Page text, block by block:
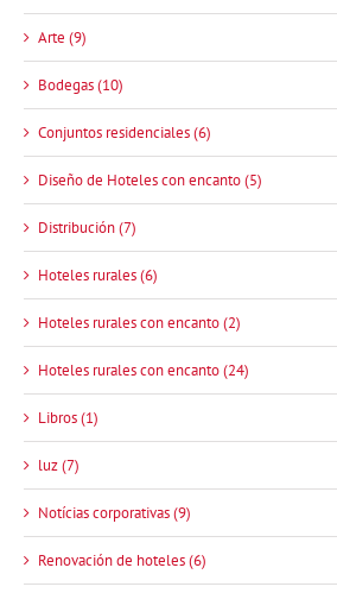
Arte (9)
Bodegas (10)
Conjuntos residenciales (6)
Diseño de Hoteles con encanto (5)
Distribución (7)
Hoteles rurales (6)
Hoteles rurales con encanto (2)
Hoteles rurales con encanto (24)
Libros (1)
luz (7)
Notícias corporativas (9)
Renovación de hoteles (6)